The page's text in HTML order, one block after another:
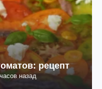
рецепт
назад